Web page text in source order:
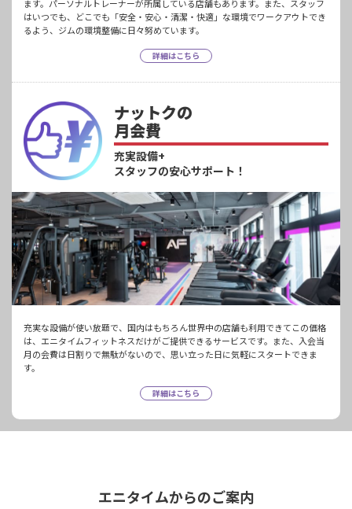
ます。パーソナルトレーナーが所属している店舗もあります。また、スタッフ
はいつでも、どこでも「安全・安心・清潔・快適」な環境でワークアウトでき
るよう、ジムの環境整備に日々努めています。
詳細はこちら
ナットクの
月会費
充実設備+
スタッフの安心サポート！
充実な設備が使い放題で、国内はもちろん世界中の店舗も利用できてこの価格
は、エニタイムフィットネスだけがご提供できるサービスです。また、入会当
月の会費は日割りで無駄がないので、思い立った日に気軽にスタートできま
す。
詳細はこちら
エニタイムからのご案内